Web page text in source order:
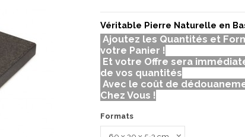
Véritable Pierre Naturelle en
Ajoutez les Quantités et
votre Panier !
Et votre Offre sera
de vos quantités
Avec le coût de
Chez Vous !
Formats